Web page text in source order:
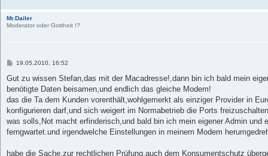
Mr.Dailer
Moderator oder Gottheit !?
B
i
r
a
19.05.2010, 16:52
Gut zu wissen Stefan,das mit der Macadresse!,dann bin ich bald mein
benötigte Daten beisamen,und endlich das gleiche Modem!
das die Ta dem Kunden vorenthält,wohlgemerkt als einziger Provider in
konfigurieren darf,und sich weigert im Normabetrieb die Ports
was solls,Not macht erfinderisch,und bald bin ich mein eigener Admin und
ferngwartet.und irgendwelche Einstellungen in meinem Modem
habe die Sache,zur rechtlichen Prüfung,auch dem Konsumentschutz